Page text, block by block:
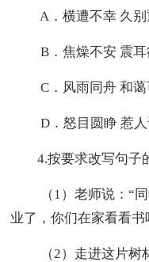
A．横遭不幸 久别
B．焦燥不安 震耳
C．风雨同舟 和蔼
D．怒目圆睁 惹人
4.按要求改写句子的
（1）老师说：“同
业了，你们在家看看书
（2）走进这片树林